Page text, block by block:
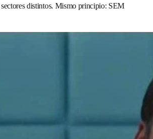
distintos. Mismo principio: SEM